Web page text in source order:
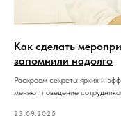
Как сделать
запомнили надолго
Раскроем секреты ярких и
меняют поведение
23.09.2025